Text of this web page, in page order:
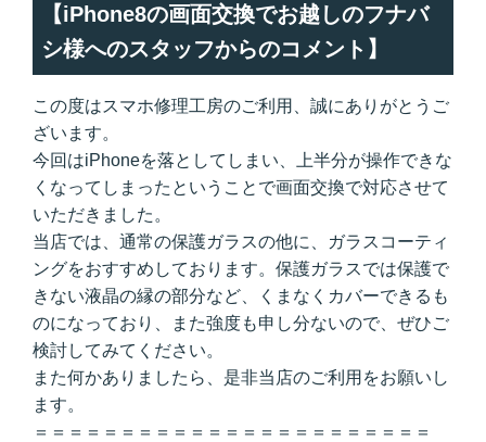
【iPhone8の画面交換でお越しのフナバ
シ様へのスタッフからのコメント】
この度はスマホ修理工房のご利用、誠にありがとうご
ざいます。
今回はiPhoneを落としてしまい、上半分が操作できな
くなってしまったということで画面交換で対応させて
いただきました。
当店では、通常の保護ガラスの他に、ガラスコーティ
ングをおすすめしております。保護ガラスでは保護で
きない液晶の縁の部分など、くまなくカバーできるも
のになっており、また強度も申し分ないので、ぜひご
検討してみてください。
また何かありましたら、是非当店のご利用をお願いし
ます。
＝＝＝＝＝＝＝＝＝＝＝＝＝＝＝＝＝＝＝＝＝＝＝